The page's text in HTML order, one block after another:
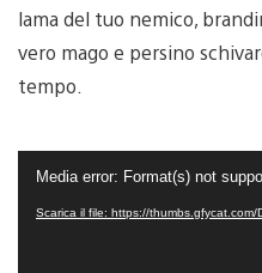
lama del tuo nemico,
vero mago e persino
tempo.
Player
Media error: Format(s) not
Scarica il file: https://thumbs.gfycat.com/